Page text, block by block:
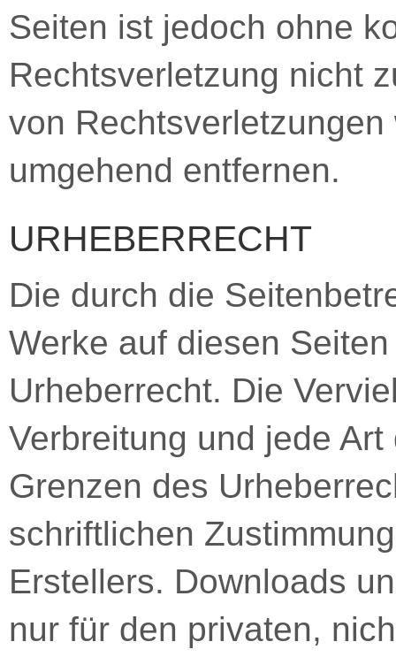
Seiten ist jedoch ohne
Rechtsverletzung nicht
von
umgehend entfernen.
URHEBERRECHT
Die durch die
Werke auf diesen
Urheberrecht. Die
Verbreitung und jede
Grenzen des
schriftlichen
Erstellers. Downloads
nur für den privaten,